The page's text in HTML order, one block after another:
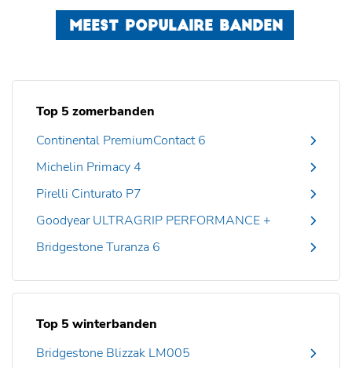
MEEST POPULAIRE BANDEN
Top 5 zomerbanden
Continental PremiumContact 6
Michelin Primacy 4
Pirelli Cinturato P7
Goodyear ULTRAGRIP PERFORMANCE +
Bridgestone Turanza 6
Top 5 winterbanden
Bridgestone Blizzak LM005